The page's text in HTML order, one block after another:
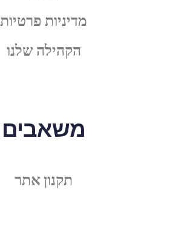
מדיניות פרטיות
הקהילה שלנו
משאבים
תקנון אתר